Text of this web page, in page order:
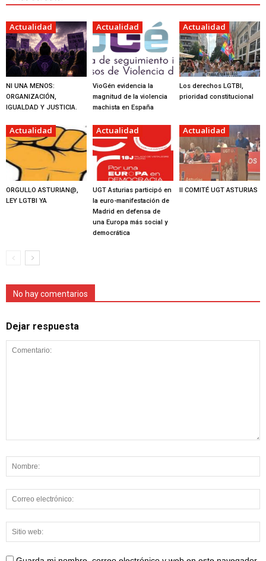
Actualidad
NI UNA MENOS:
ORGANIZACIÓN,
IGUALDAD Y JUSTICIA.
Actualidad
VioGén evidencia la
magnitud de la violencia
machista en España
Actualidad
Los derechos LGTBI,
prioridad constitucional
Actualidad
ORGULLO ASTURIAN@,
LEY LGTBI YA
Actualidad
UGT Asturias participó en
la euro-manifestación de
Madrid en defensa de
una Europa más social y
democrática
Actualidad
II COMITÉ UGT ASTURIAS
No hay comentarios
Dejar respuesta